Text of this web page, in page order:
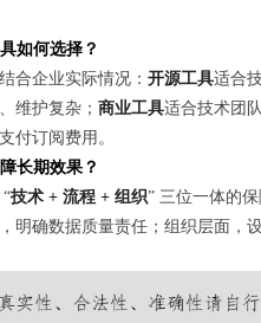
如何选择？
合企业实际情况： 开源工具适合
维护复杂； 商业工具适合技术团
付订阅费用。
长期效果？
技术 + 流程 + 组织” 三位一体的
明确数据质量责任；组织层面